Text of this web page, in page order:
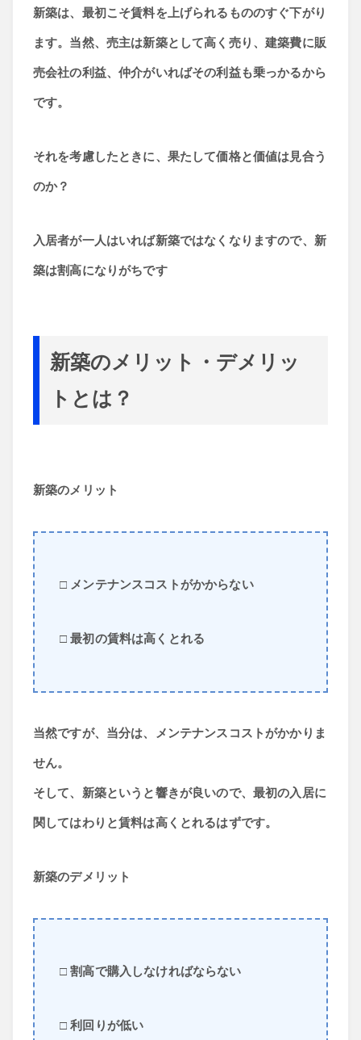
新築は、最初こそ賃料を上げられるもののすぐ下がり
ます。当然、売主は新築として高く売り、建築費に販
売会社の利益、仲介がいればその利益も乗っかるから
です。
それを考慮したときに、果たして価格と価値は見合う
のか？
入居者が一人はいれば新築ではなくなりますので、新
築は割高になりがちです
新築のメリット・デメリッ
トとは？
新築のメリット
□ メンテナンスコストがかからない
□ 最初の賃料は高くとれる
当然ですが、当分は、メンテナンスコストがかかりま
せん。
そして、新築というと響きが良いので、最初の入居に
関してはわりと賃料は高くとれるはずです。
新築のデメリット
□ 割高で購入しなければならない
□ 利回りが低い